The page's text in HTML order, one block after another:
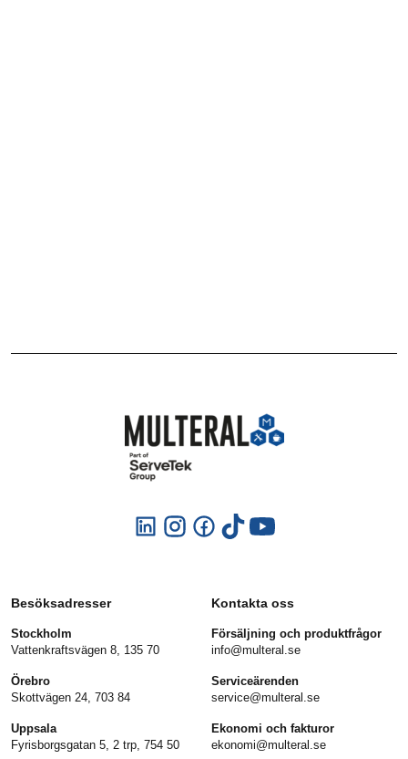
Besöksadresser
Stockholm
Vattenkraftsvägen 8, 135 70
Örebro
Skottvägen 24, 703 84
Uppsala
Fyrisborgsgatan 5, 2 trp, 754 50
Kontakta oss
Försäljning och produktfrågor
info@multeral.se
Serviceärenden
service@multeral.se
Ekonomi och fakturor
ekonomi@multeral.se